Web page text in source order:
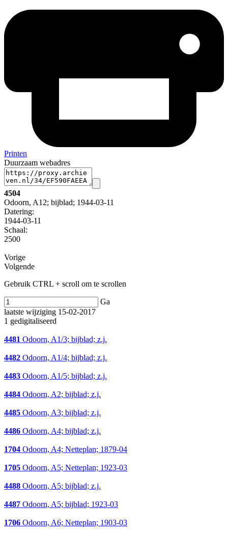
Printen
Duurzaam webadres
4504
Odoorn, A12; bijblad; 1944-03-11
Datering:
1944-03-11
Schaal:
2500
Vorige
Volgende
Gebruik CTRL + scroll om te scrollen
Ga
laatste wijziging 15-02-2017
1 gedigitaliseerd
4481 Odoorn, A1/3; bijblad; z.j.
4482 Odoorn, A1/4; bijblad; z.j.
4483 Odoorn, A1/5; bijblad; z.j.
4484 Odoorn, A2; bijblad; z.j.
4485 Odoorn, A3; bijblad; z.j.
4486 Odoorn, A4; bijblad; z.j.
1704 Odoorn, A4; Netteplan; 1879-04
1705 Odoorn, A5; Netteplan; 1923-03
4488 Odoorn, A5; bijblad; z.j.
4487 Odoorn, A5; bijblad; 1923-03
1706 Odoorn, A6; Netteplan; 1903-03